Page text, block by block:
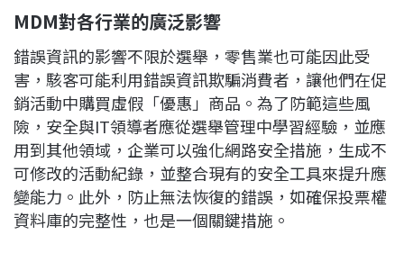
MDM對各行業的廣泛影響
錯誤資訊的影響不限於選舉，零售業也可能因此受
害，駭客可能利用錯誤資訊欺騙消費者，讓他們在促
銷活動中購買虛假「優惠」商品。為了防範這些風
險，安全與IT領導者應從選舉管理中學習經驗，並應
用到其他領域，企業可以強化網路安全措施，生成不
可修改的活動紀錄，並整合現有的安全工具來提升應
變能力。此外，防止無法恢復的錯誤，如確保投票權
資料庫的完整性，也是一個關鍵措施。